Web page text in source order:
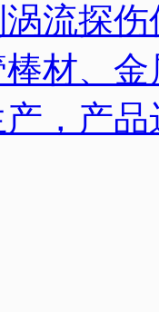
流探
材、
，产